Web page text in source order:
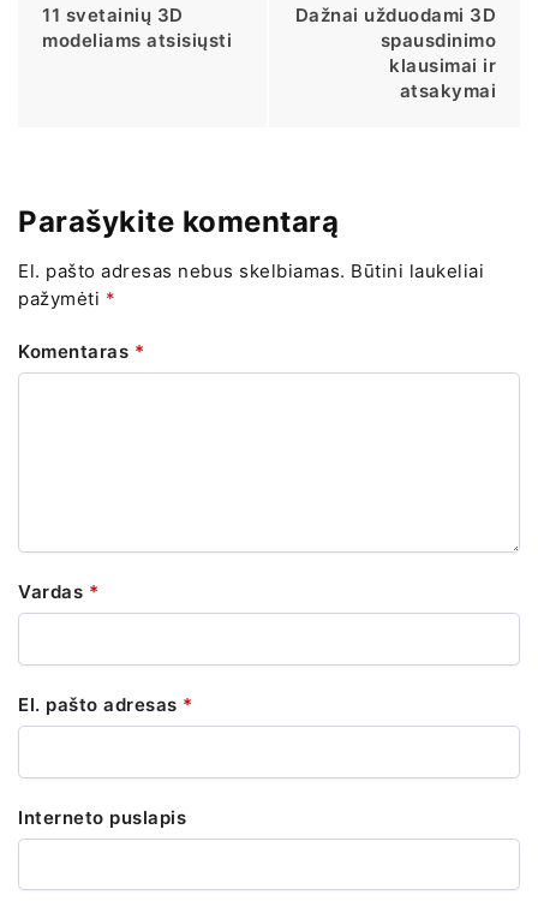
11 svetainių 3D
modeliams atsisiųsti
Dažnai užduodami 3D
spausdinimo
klausimai ir
atsakymai
Parašykite komentarą
El. pašto adresas nebus skelbiamas. Būtini laukeliai
pažymėti *
Komentaras *
Vardas *
El. pašto adresas *
Interneto puslapis